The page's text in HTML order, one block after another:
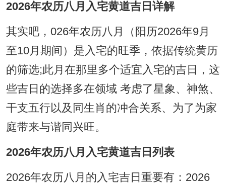
2026年农历八月入宅黄道吉日详解
其实吧，026年农历八月（阳历2026年9月
至10月期间）是入宅的旺季，依据传统黄历
的筛选;此月在那里多个适宜入宅的吉日，这
些吉日的选择多在领域 考虑了星象、神煞、
干支五行以及同生肖的冲合关系、为了为家
庭带来与谐同兴旺。
2026年农历八月入宅黄道吉日列表
2026年农历八月的入宅吉日重要有：2026